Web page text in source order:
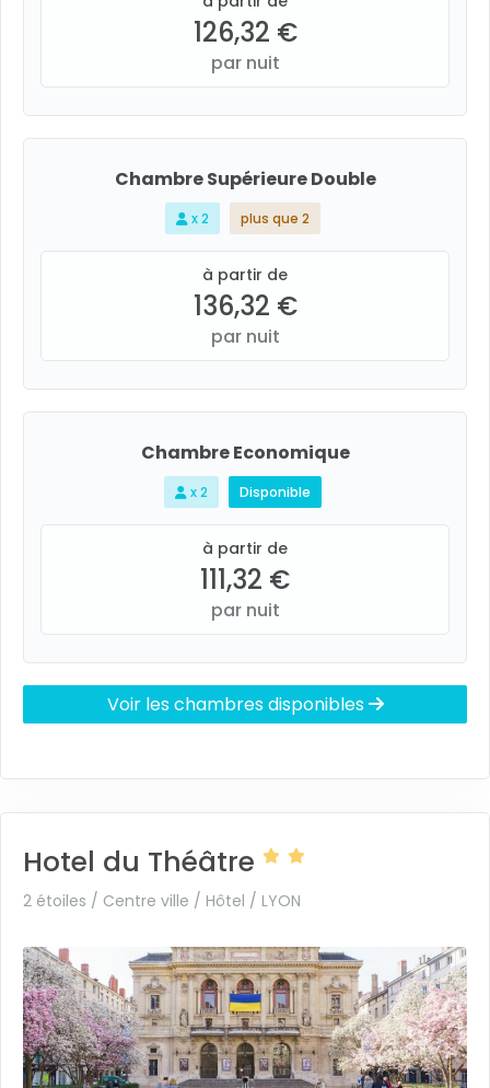
126,32 €
par nuit
Chambre Supérieure Double
x 2 plus que 2
à partir de
136,32 €
par nuit
Chambre Economique
x 2 Disponible
à partir de
111,32 €
par nuit
Voir les chambres disponibles
Hotel du Théâtre
2 étoiles / Centre ville / Hôtel / LYON